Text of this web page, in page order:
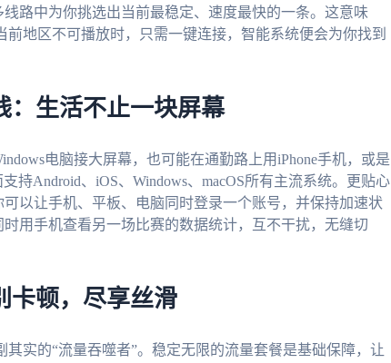
路中为你挑选出当前最稳定、速度最快的一条。这意味
地区不可播放时，只需一键连接，智能系统便会为你找到
：生活不止一块屏幕
电脑接大屏幕，也可能在通勤路上用iPhone手机，或是
持Android、iOS、Windows、macOS所有主流系统。更贴心
以让手机、平板、电脑同时登录一个账号，并保持加速状
用手机查看另一场比赛的数据统计，互不干扰，无缝切
卡顿，尽享丝滑
实的“流量吞噬者”。稳定无限的流量套餐是基础保障，让